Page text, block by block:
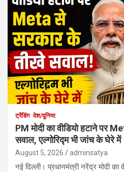
ट्रेंडिंग देश/दुनिया
PM मोदी का वीडियो हटाने पर
सवाल, एल्गोरिद्म भी जांच के घेरे में
August 5, 2026 adminsatya
नई दिल्ली। प्रधानमंत्री नरेंद्र मोदी